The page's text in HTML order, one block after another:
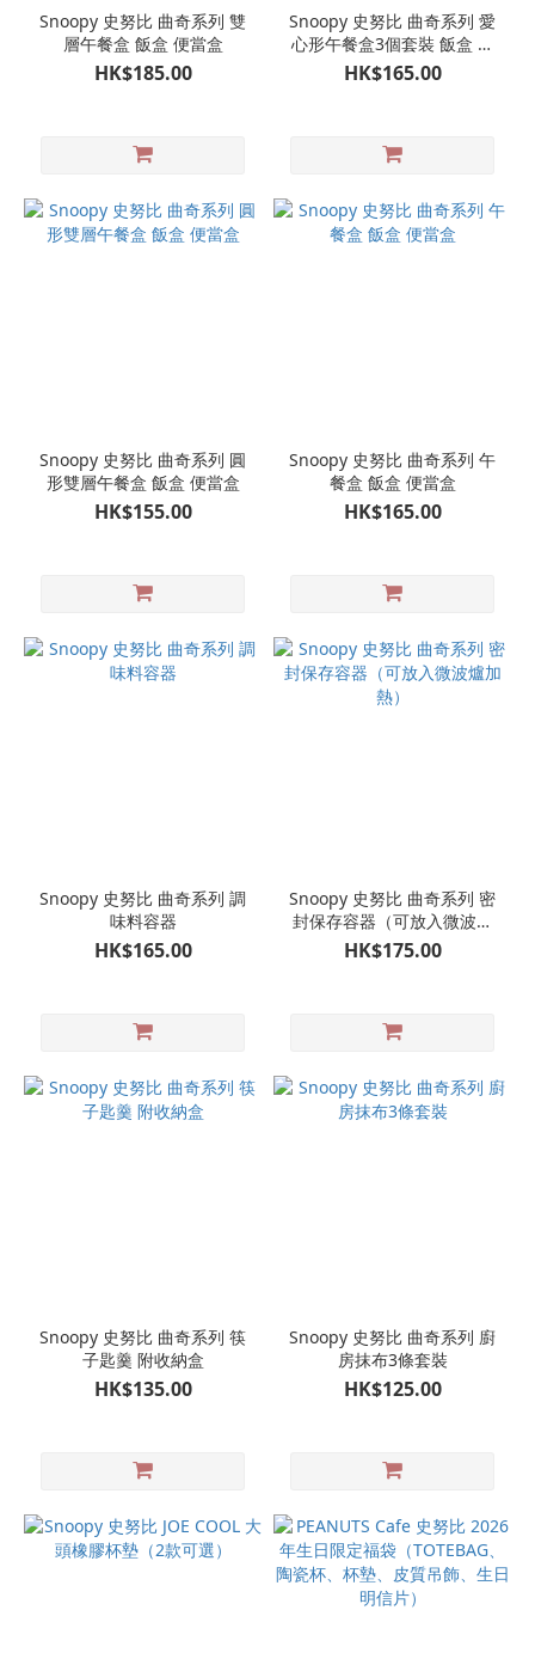
Snoopy 史努比 曲奇系列 雙
層午餐盒 飯盒 便當盒
HK$185.00
Snoopy 史努比 曲奇系列 愛
心形午餐盒3個套裝 飯盒 便
當盒
HK$165.00
Snoopy 史努比 曲奇系列 圓
形雙層午餐盒 飯盒 便當盒
HK$155.00
Snoopy 史努比 曲奇系列 午
餐盒 飯盒 便當盒
HK$165.00
Snoopy 史努比 曲奇系列 調
味料容器
HK$165.00
Snoopy 史努比 曲奇系列 密
封保存容器（可放入微波爐
加熱）
HK$175.00
Snoopy 史努比 曲奇系列 筷
子匙羹 附收納盒
HK$135.00
Snoopy 史努比 曲奇系列 廚
房抹布3條套裝
HK$125.00